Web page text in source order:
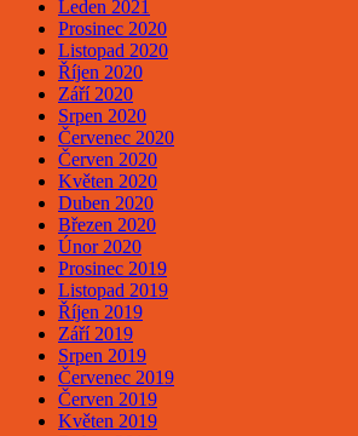
Leden 2021
Prosinec 2020
Listopad 2020
Říjen 2020
Září 2020
Srpen 2020
Červenec 2020
Červen 2020
Květen 2020
Duben 2020
Březen 2020
Únor 2020
Prosinec 2019
Listopad 2019
Říjen 2019
Září 2019
Srpen 2019
Červenec 2019
Červen 2019
Květen 2019